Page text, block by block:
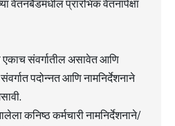
वेतनबैडमधील प्रारंभिक वेतनापेक्षा
एकाच संवर्गातील असावेत आणि
पदोन्नत आणि नामनिर्देशनाने
कनिष्ठ कर्मचारी नामनिर्देशनाने/